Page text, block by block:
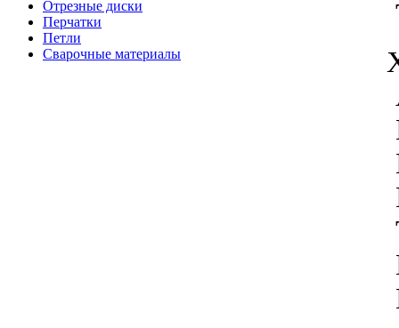
Отрезные диски
Перчатки
Петли
Сварочные материалы